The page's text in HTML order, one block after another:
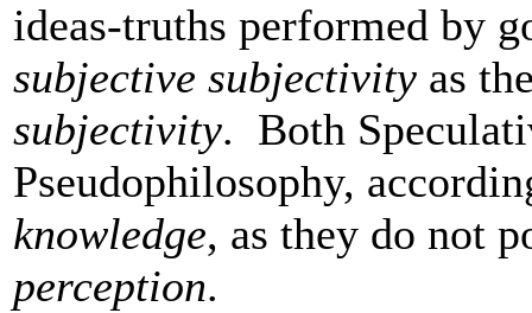
ideas-truths performed by
subjective subjectivity as
subjectivity. Both
Pseudophilosophy,
knowledge, as they do not
perception.